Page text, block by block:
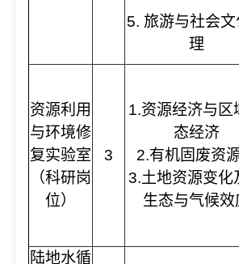
5. 旅游与社会文
理
资源利用
与环境修
复实验室
（科研岗
位）
3
1.资源经济与区
态经济
2.有机固废资
3.土地资源变化
生态与气候效
陆地水循